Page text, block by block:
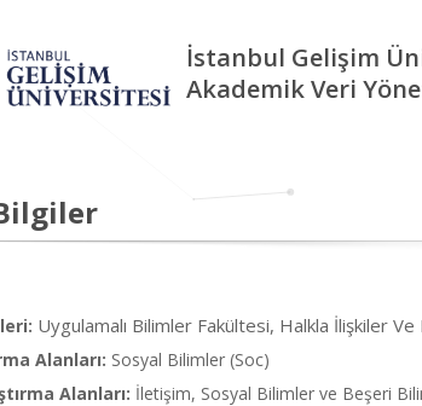
İstanbul Gelişim
Akademik Veri
Uygulamalı Bilimler Fakültesi, Halkla İlişkiler Ve
Alanları: Sosyal Bilimler (Soc)
Alanları: İletişim, Sosyal Bilimler ve Beşeri